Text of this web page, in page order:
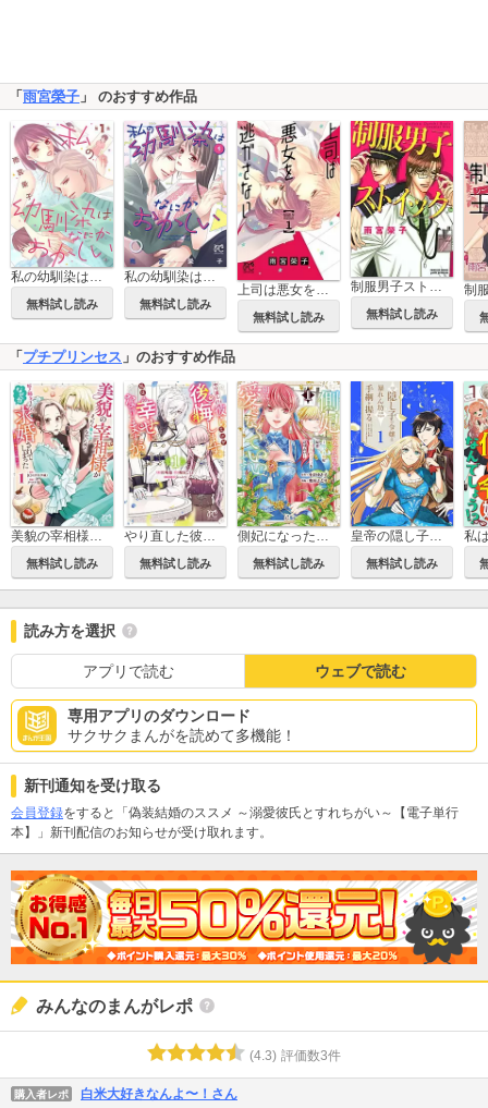
「 雨宮榮子 」 のおすすめ作品
私の幼馴染はなにかおかしい(話売り)
無料試し読み
私の幼馴染はなにかおかしい
無料試し読み
無料試し読み
制服男子ストイック
無料試し読み
「プチプリンセス 」のおすすめ作品
美貌の宰相様がまったく乗り気でなかったので、好き勝手したら、なぜか求婚されてしまった 溺愛とお菓子でお腹いっぱい
無料試し読み
やり直した彼らだけが後悔します。私は幸せになりますが。
無料試し読み
側妃になったけど、別に愛さなくていいですよ？～他力本願な妃はぐーたらライフを送りたい～
無料試し読み
皇帝の隠し子の令嬢は暴れん坊公爵令息の手綱を握る。(話売り)
無料試し読み
読み方を選択
アプリで読む ウェブで読む
専用アプリのダウンロード
サクサクまんがを読めて多機能！
新刊通知を受け取る
会員登録をすると「偽装結婚のススメ ～溺愛彼氏とすれちがい～【電子単行
本】」新刊配信のお知らせが受け取れます。
みんなのまんがレポ
(4.3) 評価数3件
購入者レポ 白米大好きなんよ〜！さん